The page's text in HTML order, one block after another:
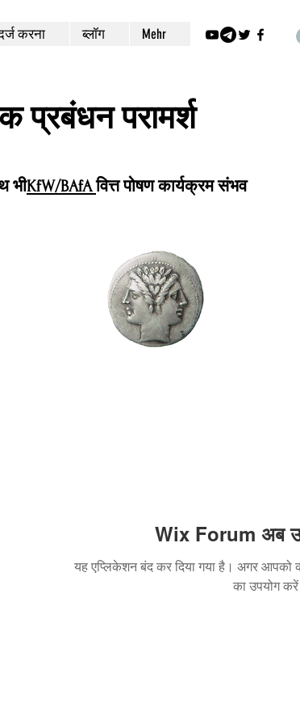
करना ब्लॉग Mehr
प्रबंधन परामर्श
भीKfW/BAfAवित्त पोषण कार्यक्रम संभव
Wix Forum अब
यह एप्लिकेशन बंद कर दिया गया है। अगर आपको
का उपयोग